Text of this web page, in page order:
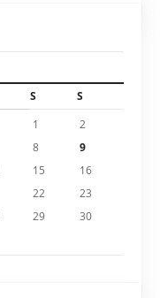
S
S
1
2
8
9
15
16
22
23
29
30